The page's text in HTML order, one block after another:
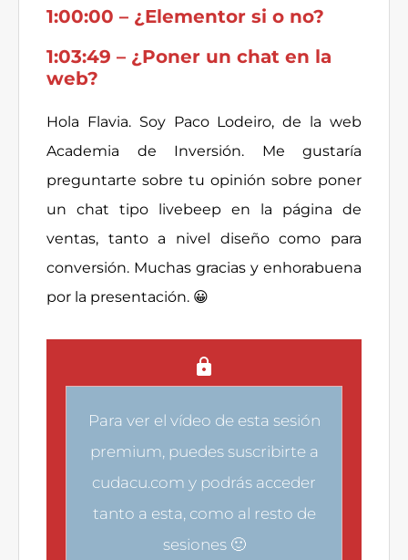
1:00:00 – ¿Elementor si o no?
1:03:49 – ¿Poner un chat en la
web?
Hola Flavia. Soy Paco Lodeiro, de la web
Academia de Inversión. Me gustaría
preguntarte sobre tu opinión sobre poner
un chat tipo livebeep en la página de
ventas, tanto a nivel diseño como para
conversión. Muchas gracias y enhorabuena
por la presentación. 😀
Para ver el vídeo de esta sesión
premium, puedes suscribirte a
cudacu.com y podrás acceder
tanto a esta, como al resto de
sesiones 🙂